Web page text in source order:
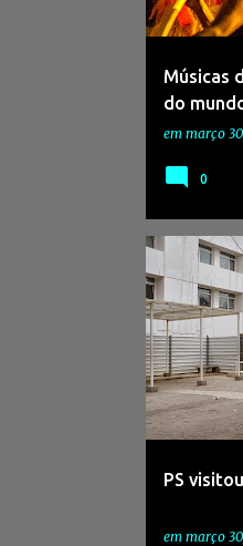
Músicas
do
em março
0
PS
em março